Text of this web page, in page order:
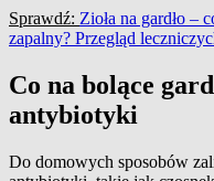
Sprawdź: Zioła na gardło –
zapalny? Przegląd
Co na bolące
antybiotyki
Do domowych sposobów